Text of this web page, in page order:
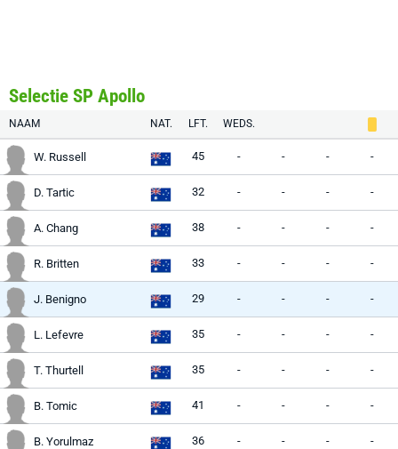
Selectie SP Apollo
NAAM NAT. LFT. WEDS.
W. Russell 45 - - - -
D. Tartic 32 - - - -
A. Chang 38 - - - -
R. Britten 33 - - - -
J. Benigno 29 - - - -
L. Lefevre 35 - - - -
T. Thurtell 35 - - - -
B. Tomic 41 - - - -
B. Yorulmaz 36 - - - -